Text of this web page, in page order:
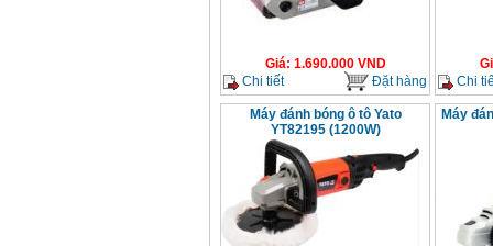
Giá: 1.690.000VND
Chi tiết
Đặt hàng
Chi
Máy đánh bóng ô tô Yato
YT82195 (1200W)
Máy